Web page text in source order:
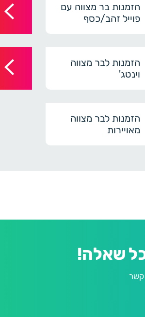
הזמנות בר מצווה עם
פוייל זהב/כסף
הזמנות לבר מצווה
וינטג'
הזמנות לבר מצווה
מאויירות
שאלה!
קשר